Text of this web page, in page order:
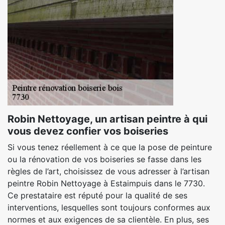
Robin Nettoyage, un artisan peintre à qui
vous devez confier vos boiseries
Si vous tenez réellement à ce que la pose de peinture
ou la rénovation de vos boiseries se fasse dans les
règles de l’art, choisissez de vous adresser à l’artisan
peintre Robin Nettoyage à Estaimpuis dans le 7730.
Ce prestataire est réputé pour la qualité de ses
interventions, lesquelles sont toujours conformes aux
normes et aux exigences de sa clientèle. En plus, ses